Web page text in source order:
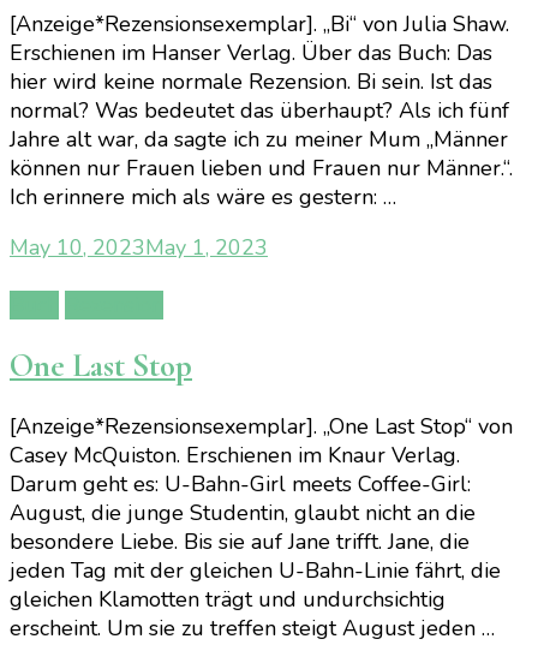
[Anzeige*Rezensionsexemplar]. „Bi“ von Julia Shaw.
Erschienen im Hanser Verlag. Über das Buch: Das
hier wird keine normale Rezension. Bi sein. Ist das
normal? Was bedeutet das überhaupt? Als ich fünf
Jahre alt war, da sagte ich zu meiner Mum „Männer
können nur Frauen lieben und Frauen nur Männer.“.
Ich erinnere mich als wäre es gestern: …
May 10, 2023May 1, 2023
One Last Stop
[Anzeige*Rezensionsexemplar]. „One Last Stop“ von
Casey McQuiston. Erschienen im Knaur Verlag.
Darum geht es: U-Bahn-Girl meets Coffee-Girl:
August, die junge Studentin, glaubt nicht an die
besondere Liebe. Bis sie auf Jane trifft. Jane, die
jeden Tag mit der gleichen U-Bahn-Linie fährt, die
gleichen Klamotten trägt und undurchsichtig
erscheint. Um sie zu treffen steigt August jeden …